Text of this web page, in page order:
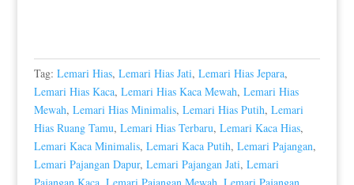
Tag: Lemari Hias, Lemari Hias Jati, Lemari Hias Jepara,
Lemari Hias Kaca, Lemari Hias Kaca Mewah, Lemari Hias
Mewah, Lemari Hias Minimalis, Lemari Hias Putih, Lemari
Hias Ruang Tamu, Lemari Hias Terbaru, Lemari Kaca Hias,
Lemari Kaca Minimalis, Lemari Kaca Putih, Lemari Pajangan,
Lemari Pajangan Dapur, Lemari Pajangan Jati, Lemari
Pajangan Kaca, Lemari Pajangan Mewah, Lemari Pajangan